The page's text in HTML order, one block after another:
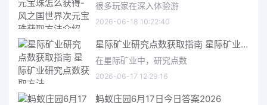
很多玩家在深入体验游
2026-06-18 10:22:40
星际矿业研究点数获取指南 星际矿业研究点数获取方法
在星际矿业中，研究点数
2026-06-17 12:29:16
蚂蚁庄园6月17日今日答案2026